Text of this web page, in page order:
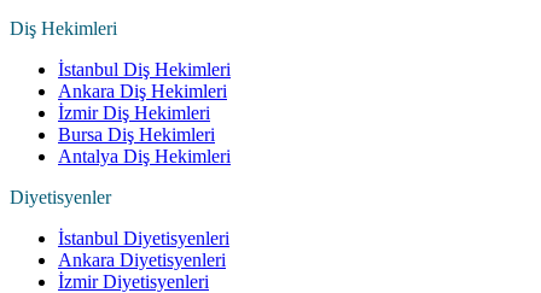
Diş Hekimleri
İstanbul Diş Hekimleri
Ankara Diş Hekimleri
İzmir Diş Hekimleri
Bursa Diş Hekimleri
Antalya Diş Hekimleri
Diyetisyenler
İstanbul Diyetisyenleri
Ankara Diyetisyenleri
İzmir Diyetisyenleri